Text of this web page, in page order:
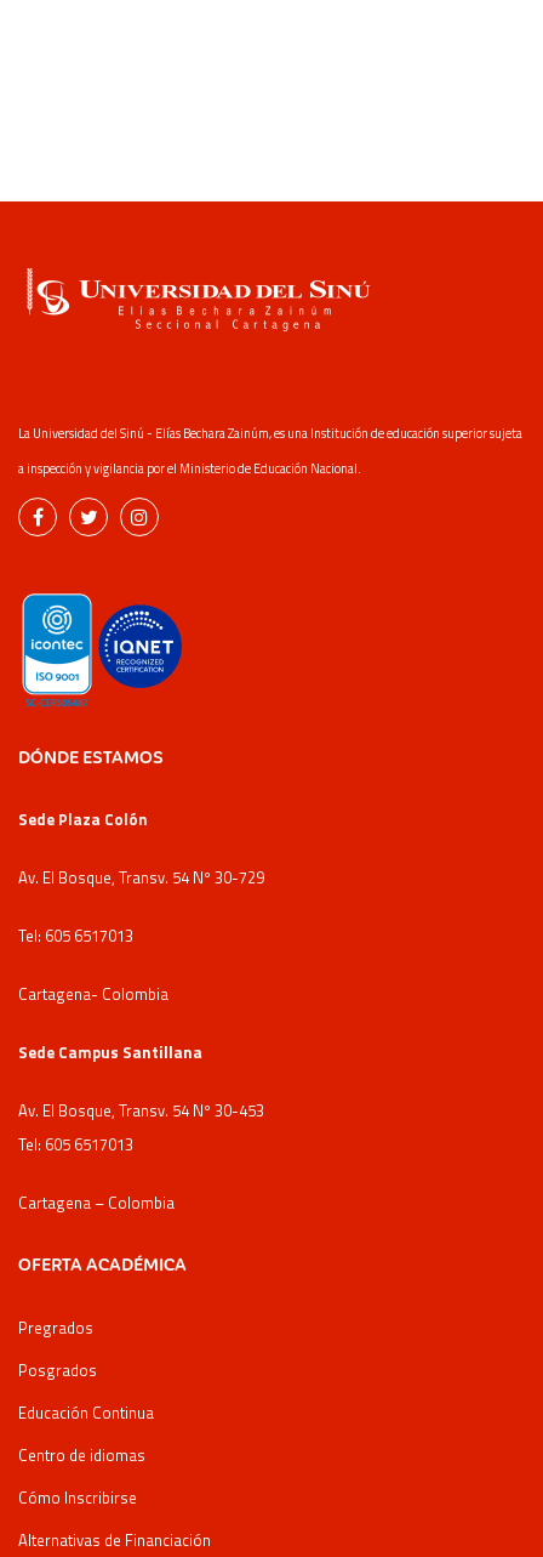
La Universidad del Sinú - Elías Bechara Zainúm, es una Institución de educación superior sujeta
a inspección y vigilancia por el Ministerio de Educación Nacional.
DÓNDE ESTAMOS
Sede Plaza Colón
Av. El Bosque, Transv. 54 Nº 30-729
Tel: 605 6517013
Cartagena- Colombia
Sede Campus Santillana
Av. El Bosque, Transv. 54 Nº 30-453
Tel: 605 6517013
Cartagena – Colombia
OFERTA ACADÉMICA
Pregrados
Posgrados
Educación Continua
Centro de idiomas
Cómo Inscribirse
Alternativas de Financiación